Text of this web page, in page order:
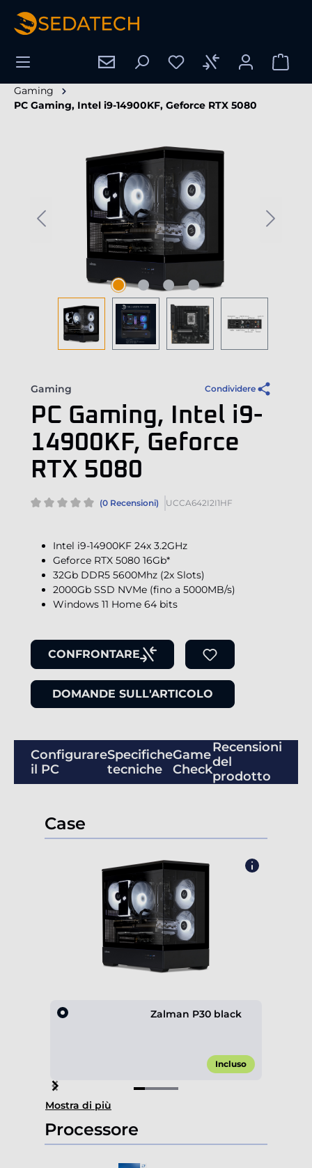
principale
Gaming
PC Gaming, Intel i9-14900KF, Geforce RTX 5080
Salta la galleria di immagini
Gaming Condividere
PC Gaming, Intel i9-
14900KF, Geforce
RTX 5080
(0 Recensioni) UCCA642I2I1HF
Intel i9-14900KF 24x 3.2GHz
Geforce RTX 5080 16Gb*
32Gb DDR5 5600Mhz (2x Slots)
2000Gb SSD NVMe (fino a 5000MB/s)
Windows 11 Home 64 bits
CONFRONTARE
DOMANDE SULL'ARTICOLO
Configurare
il PC
Specifiche
tecniche
Game
Check
Recensioni
del
prodotto
Case
Zalman P30 black
Incluso
Item
1
of
4
Mostra di più
Processore